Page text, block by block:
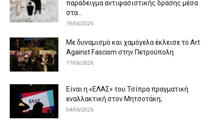
παράδειγμα αντιφασιστικής δράσης μέσα
στα...
19/06/2026
Με δυναμισμό και χαμόγελα έκλεισε το Art
Against Fascism στην Πετρούπολη
17/06/2026
Είναι η «ΕΛΑΣ» του Τσίπρα πραγματική
εναλλακτική στον Μητσοτάκη;
04/06/2026